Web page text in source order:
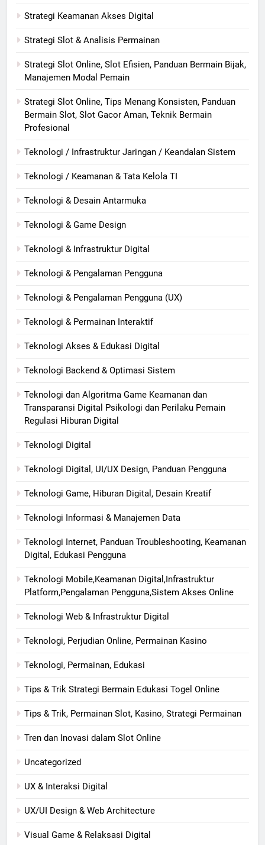
Strategi Keamanan Akses Digital
Strategi Slot & Analisis Permainan
Strategi Slot Online, Slot Efisien, Panduan Bermain Bijak,
Manajemen Modal Pemain
Strategi Slot Online, Tips Menang Konsisten, Panduan
Bermain Slot, Slot Gacor Aman, Teknik Bermain
Profesional
Teknologi / Infrastruktur Jaringan / Keandalan Sistem
Teknologi / Keamanan & Tata Kelola TI
Teknologi & Desain Antarmuka
Teknologi & Game Design
Teknologi & Infrastruktur Digital
Teknologi & Pengalaman Pengguna
Teknologi & Pengalaman Pengguna (UX)
Teknologi & Permainan Interaktif
Teknologi Akses & Edukasi Digital
Teknologi Backend & Optimasi Sistem
Teknologi dan Algoritma Game Keamanan dan
Transparansi Digital Psikologi dan Perilaku Pemain
Regulasi Hiburan Digital
Teknologi Digital
Teknologi Digital, UI/UX Design, Panduan Pengguna
Teknologi Game, Hiburan Digital, Desain Kreatif
Teknologi Informasi & Manajemen Data
Teknologi Internet, Panduan Troubleshooting, Keamanan
Digital, Edukasi Pengguna
Teknologi Mobile,Keamanan Digital,Infrastruktur
Platform,Pengalaman Pengguna,Sistem Akses Online
Teknologi Web & Infrastruktur Digital
Teknologi, Perjudian Online, Permainan Kasino
Teknologi, Permainan, Edukasi
Tips & Trik Strategi Bermain Edukasi Togel Online
Tips & Trik, Permainan Slot, Kasino, Strategi Permainan
Tren dan Inovasi dalam Slot Online
Uncategorized
UX & Interaksi Digital
UX/UI Design & Web Architecture
Visual Game & Relaksasi Digital